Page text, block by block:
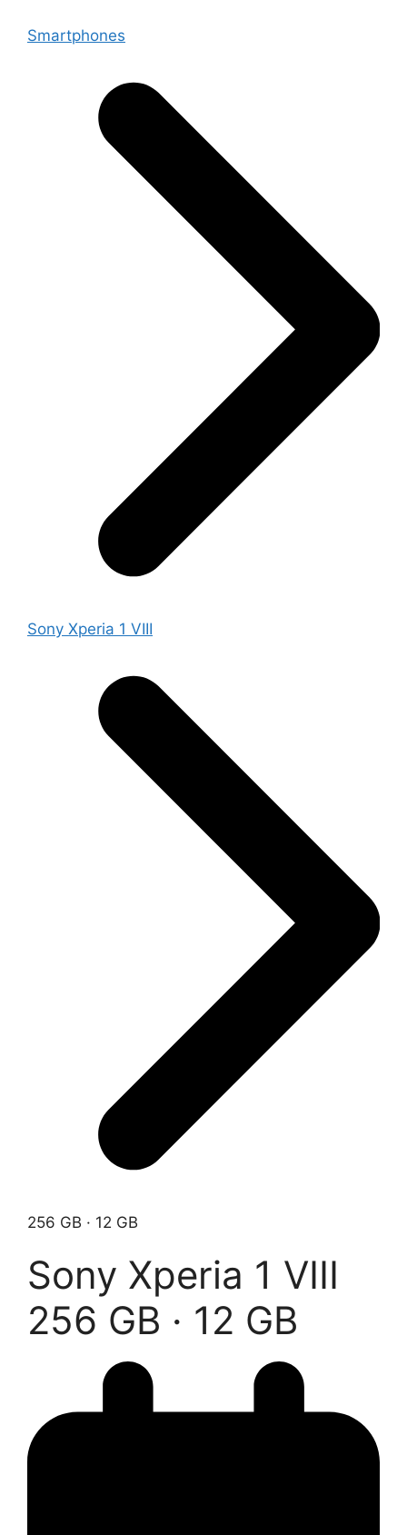
Smartphones
Sony Xperia 1 VIII
256 GB · 12 GB
Sony Xperia 1 VIII
256 GB · 12 GB